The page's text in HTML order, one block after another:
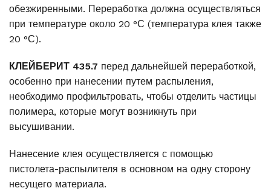
обезжиренными. Переработка должна осуществляться
при температуре около 20 °С (температура клея также
20 °С).
КЛЕЙБЕРИТ 435.7 перед дальнейшей переработкой,
особенно при нанесении путем распыления,
необходимо профильтровать, чтобы отделить частицы
полимера, которые могут возникнуть при
высушивании.
Нанесение клея осуществляется с помощью
пистолета-распылителя в основном на одну сторону
несущего материала.